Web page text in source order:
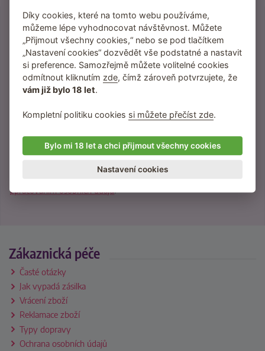
Přihlaste se do newsletteru
Inspirace, tipy a vychytávky na lepší sex.
Slevy a novinky přednostně pro odběratele
newsletteru.
Žádný spam neposíláme, jen věci, které vás
budou bavit.
zpracováním osobních údajů.
Zákaznická péče
Časté otázky
Jak vypadá zásilka
Vrácení zboží
Reklamace zboží
Typy dopravy
Ochrana osobních údajů
Díky cookies, které na tomto webu používáme,
můžeme lépe vyhodnocovat návštěvnost. Můžete
„Přijmout všechny cookies,“ nebo se pod tlačítkem
„Nastavení cookies“ dozvědět vše podstatné a nastavit
si preference. Samozřejmě můžete volitelné cookies
odmítnout kliknutím zde, čímž zároveň potvrzujete, že
vám již bylo 18 let.
Kompletní politiku cookies si můžete přečíst zde.
Bylo mi 18 let a chci přijmout všechny cookies
Nastavení cookies